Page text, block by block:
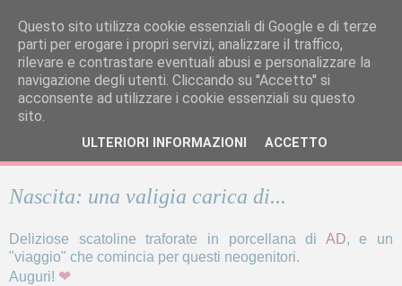
Nascita: una valigia carica di...
Deliziose scatoline traforate in porcellana di AD, e un
"viaggio" che comincia per questi neogenitori.
Auguri! ❤
Questo sito utilizza cookie essenziali di Google e di terze
parti per erogare i propri servizi, analizzare il traffico,
rilevare e contrastare eventuali abusi e personalizzare la
navigazione degli utenti. Cliccando su ''Accetto'' si
acconsente ad utilizzare i cookie essenziali su questo
sito.
ULTERIORI INFORMAZIONI ACCETTO